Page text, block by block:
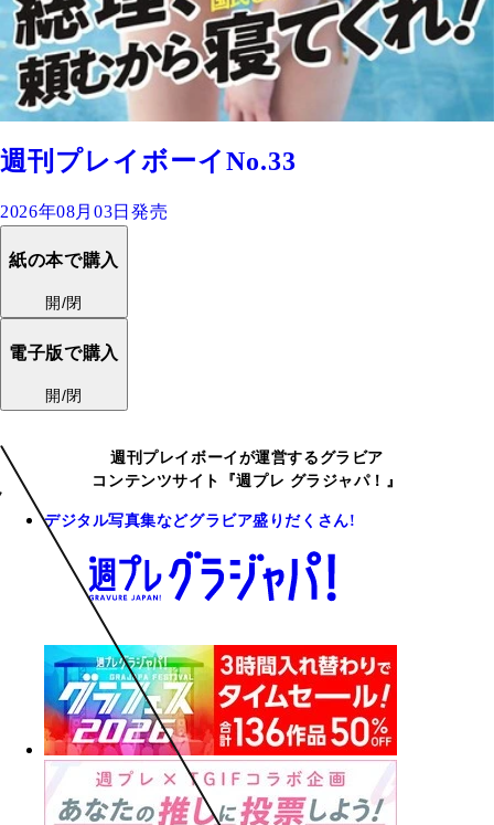
週刊プレイボーイNo.33
2026年08月03日発売
紙の本で購入
開/閉
電子版で購入
開/閉
週刊プレイボーイが運営するグラビア
コンテンツサイト『週プレ グラジャパ！』
デジタル写真集などグラビア盛りだくさん!